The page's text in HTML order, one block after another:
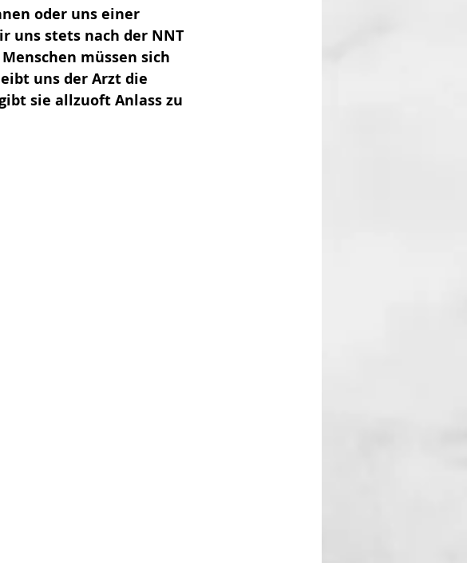
oder uns einer
uns stets nach der NNT
müssen sich
uns der Arzt die
sie allzuoft Anlass zu